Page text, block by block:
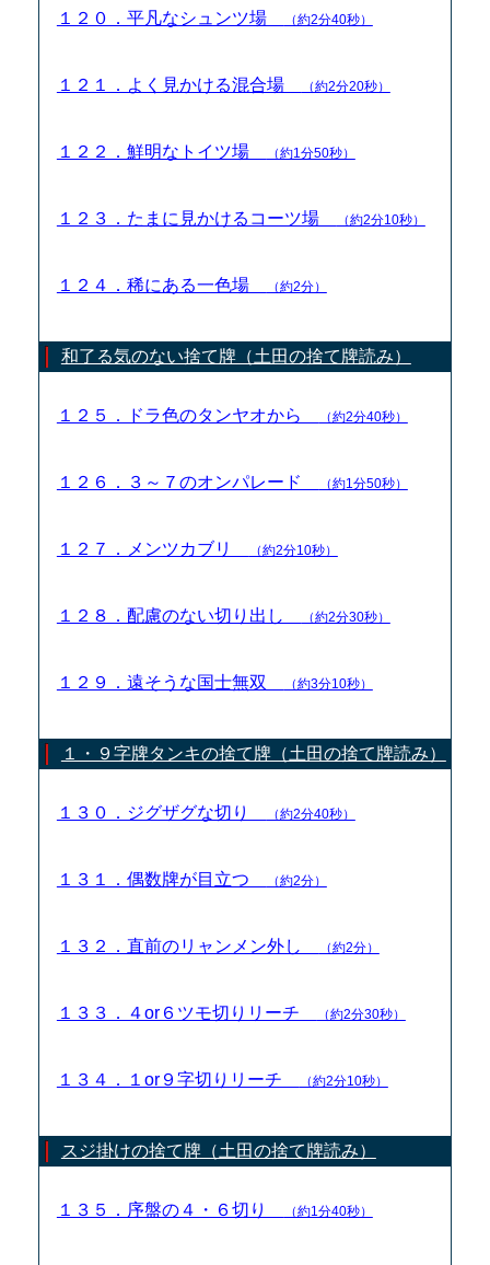
１２０．平凡なシュンツ場 （約2分40秒）
１２１．よく見かける混合場 （約2分20秒）
１２２．鮮明なトイツ場 （約1分50秒）
１２３．たまに見かけるコーツ場 （約2分10秒）
１２４．稀にある一色場 （約2分）
和了る気のない捨て牌（土田の捨て牌読み）
１２５．ドラ色のタンヤオから （約2分40秒）
１２６．３～７のオンパレード （約1分50秒）
１２７．メンツカブリ （約2分10秒）
１２８．配慮のない切り出し （約2分30秒）
１２９．遠そうな国士無双 （約3分10秒）
１・９字牌タンキの捨て牌（土田の捨て牌読み）
１３０．ジグザグな切り （約2分40秒）
１３１．偶数牌が目立つ （約2分）
１３２．直前のリャンメン外し （約2分）
１３３．４or６ツモ切りリーチ （約2分30秒）
１３４．１or９字切りリーチ （約2分10秒）
スジ掛けの捨て牌（土田の捨て牌読み）
１３５．序盤の４・６切り （約1分40秒）